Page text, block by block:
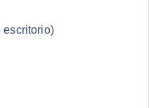
escritorio)